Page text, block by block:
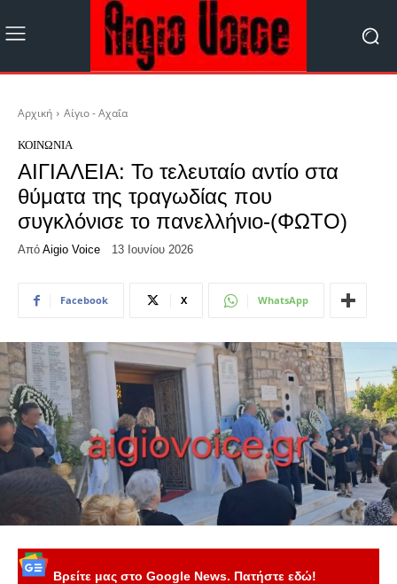
Αρχική Αίγιο - Αχαΐα
ΚΟΙΝΩΝΊΑ
ΑΙΓΙΑΛΕΙΑ: Το τελευταίο αντίο στα
θύματα της τραγωδίας που
συγκλόνισε το πανελλήνιο-(ΦΩΤΟ)
Από Aigio Voice 13 Ιουνίου 2026
Facebook X WhatsApp
Βρείτε μας στο Google News. Πατήστε εδώ!